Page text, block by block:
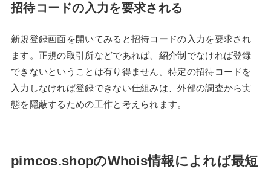
招待コードの入力を要求される
新規登録画面を開いてみると招待コードの入力を要求され
ます。正規の取引所などであれば、紹介制でなければ登録
できないということは有り得ません。特定の招待コードを
入力しなければ登録できない仕組みは、外部の調査から実
態を隠蔽するための工作と考えられます。
pimcos.shopのWhois情報によれば最短